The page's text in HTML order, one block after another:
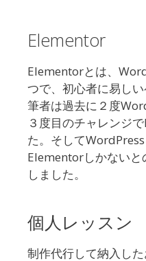
Elementor
Elementorとは、
つで、初心者に易しい
筆者は過去に２度
３度目のチャレンジ
た。そしてWordPress
Elementorしかない
しました。
個人レッスン
制作代行して納入し